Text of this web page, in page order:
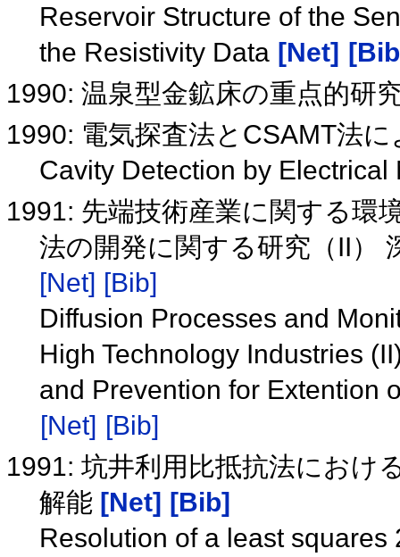
Reservoir Structure of the
the Resistivity Data [Net]
1990: 温泉型金鉱床の重点的研
1990: 電気探査法とCSAMT法
Cavity Detection by
1991: 先端技術産業に関する環
法の開発に関する研究（II）
[Net] [Bib]
Diffusion Processes and
High Technology Industries
and Prevention for Extention
[Net] [Bib]
1991: 坑井利用比抵抗法におけ
解能 [Net] [Bib]
Resolution of a least